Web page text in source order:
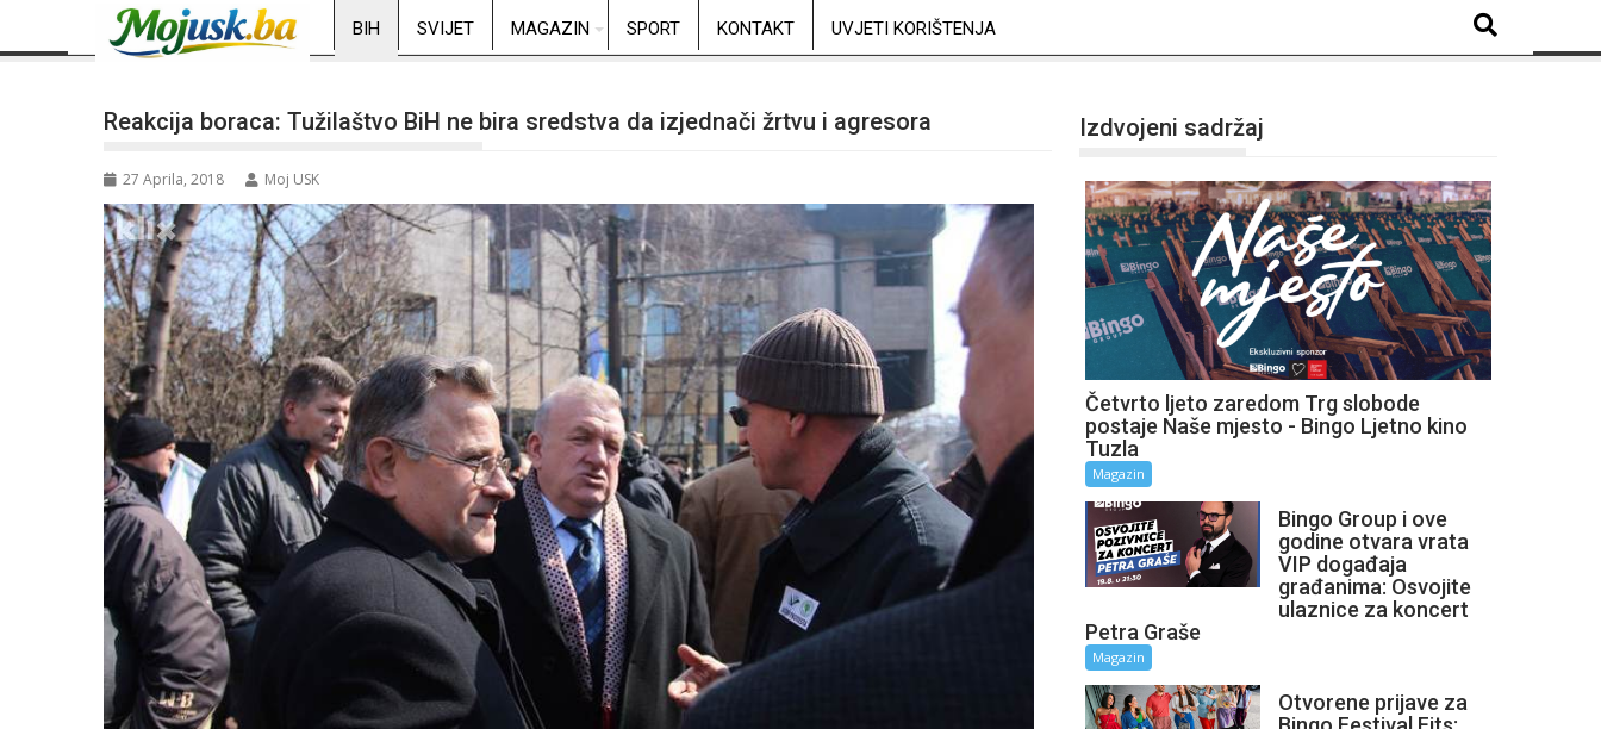
BIH SVIJET MAGAZIN SPORT KONTAKT UVJETI KORIŠTENJA
Reakcija boraca: Tužilaštvo BiH ne bira sredstva da izjednači žrtvu i agresora
27 Aprila, 2018 Moj USK
Izdvojeni sadržaj
Četvrto ljeto zaredom Trg slobode
postaje Naše mjesto - Bingo Ljetno kino
Tuzla
Magazin
Bingo Group i ove
godine otvara vrata
VIP događaja
građanima: Osvojite
ulaznice za koncert
Petra Graše
Magazin
Otvorene prijave za